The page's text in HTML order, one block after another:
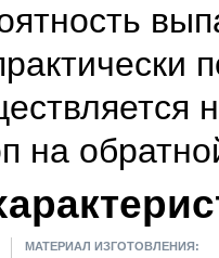
на
МАТЕРИАЛ ИЗГОТОВЛЕНИЯ: